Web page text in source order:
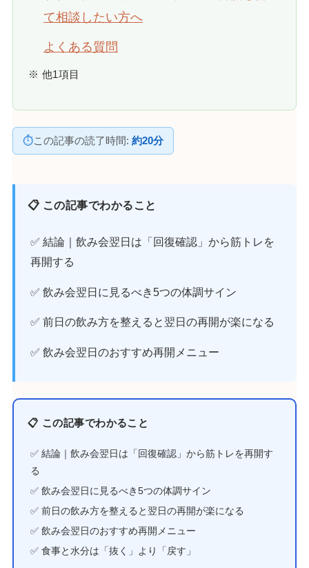
て相談したい方へ
よくある質問
※ 他1項目
⏱この記事の読了時間: 約20分
📋 この記事でわかること
✅ 結論｜飲み会翌日は「回復確認」から筋トレを
再開する
✅ 飲み会翌日に見るべき5つの体調サイン
✅ 前日の飲み方を整えると翌日の再開が楽になる
✅ 飲み会翌日のおすすめ再開メニュー
📋 この記事でわかること
✅ 結論｜飲み会翌日は「回復確認」から筋トレを再開す
る
✅ 飲み会翌日に見るべき5つの体調サイン
✅ 前日の飲み方を整えると翌日の再開が楽になる
✅ 飲み会翌日のおすすめ再開メニュー
✅ 食事と水分は「抜く」より「戻す」